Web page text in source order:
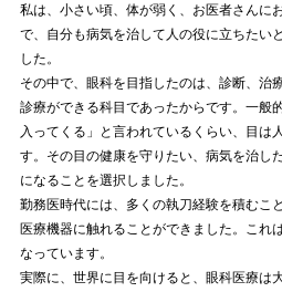
私は、小さい頃、体が弱く、お医者さんに
で、自分も病気を治して人の役に立ちたい
した。
その中で、眼科を目指したのは、診断、治
診療ができる科目であったからです。一般
入ってくる」と言われているくらい、目は
す。その目の健康を守りたい、病気を治し
になることを選択しました。
勤務医時代には、多くの執刀経験を積むこ
医療機器に触れることができました。これ
なっています。
実際に、世界に目を向けると、眼科医療は